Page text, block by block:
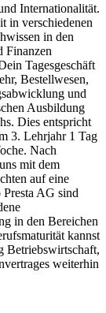
Internationalität.
in verschiedenen
in den
Finanzen
Tagesgeschäft
Bestellwesen,
und
Ausbildung
Dies entspricht
3. Lehrjahr 1 Tag
Nach
mit dem
auf eine
Presta AG sind
in den Bereichen
kannst
Betriebswirtschaft,
weiterhin